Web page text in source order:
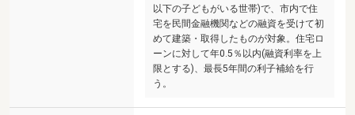
以下の子どもがいる世帯)で、市内で住
宅を民間金融機関などの融資を受けて初
めて建築・取得したものが対象。住宅ロ
ーンに対して年0.5％以内(融資利率を上
限とする)、最長5年間の利子補給を行
う。